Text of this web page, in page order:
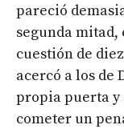
pareció
segunda
cuestión de
acercó a los de
propia puerta y
cometer un